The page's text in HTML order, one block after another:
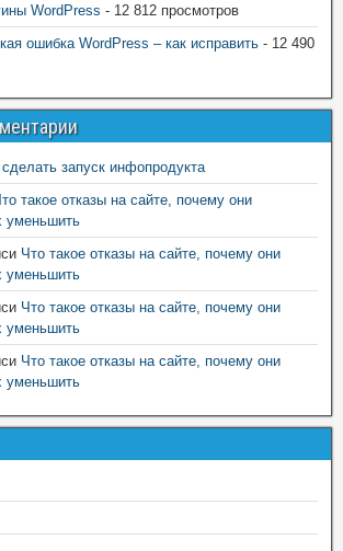
WordPress - 12 812 просмотров
ошибка WordPress – как исправить - 12 490
сделать запуск инфопродукта
такое отказы на сайте, почему они
уменьшить
Что такое отказы на сайте, почему они
уменьшить
Что такое отказы на сайте, почему они
уменьшить
Что такое отказы на сайте, почему они
уменьшить